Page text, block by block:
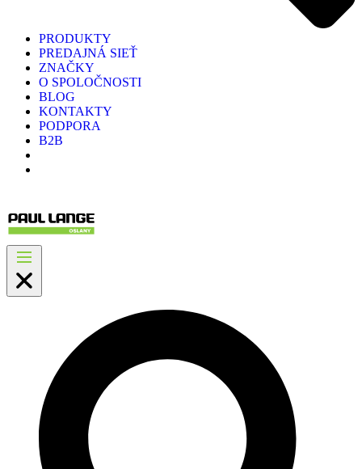
PRODUKTY
PREDAJNÁ SIEŤ
ZNAČKY
O SPOLOČNOSTI
BLOG
KONTAKTY
PODPORA
B2B